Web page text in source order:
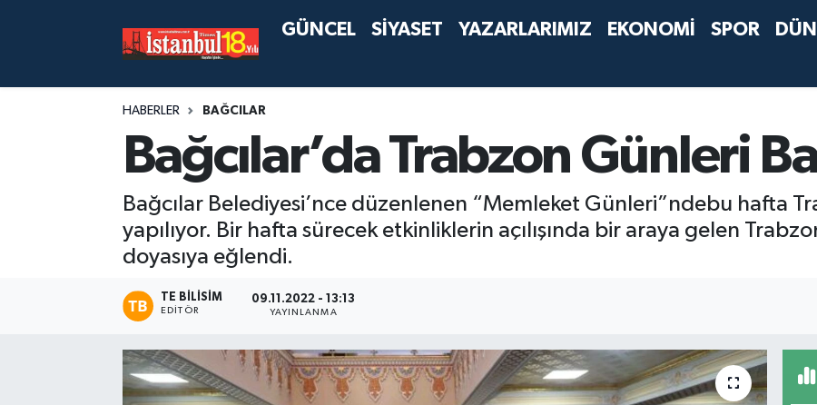
GÜNCEL SİYASET YAZARLARIMIZ EKONOMİ SPOR
HABERLER BAĞCILAR
Bağcılar’da Trabzon Günleri
Bağcılar Belediyesi’nce düzenlenen “Memleket Günleri”ndebu hafta
yapılıyor. Bir hafta sürecek etkinliklerin açılışında bir araya gelen
doyasıya eğlendi.
TE BILISIM
EDITÖR
09.11.2022 - 13:13
YAYINLANMA